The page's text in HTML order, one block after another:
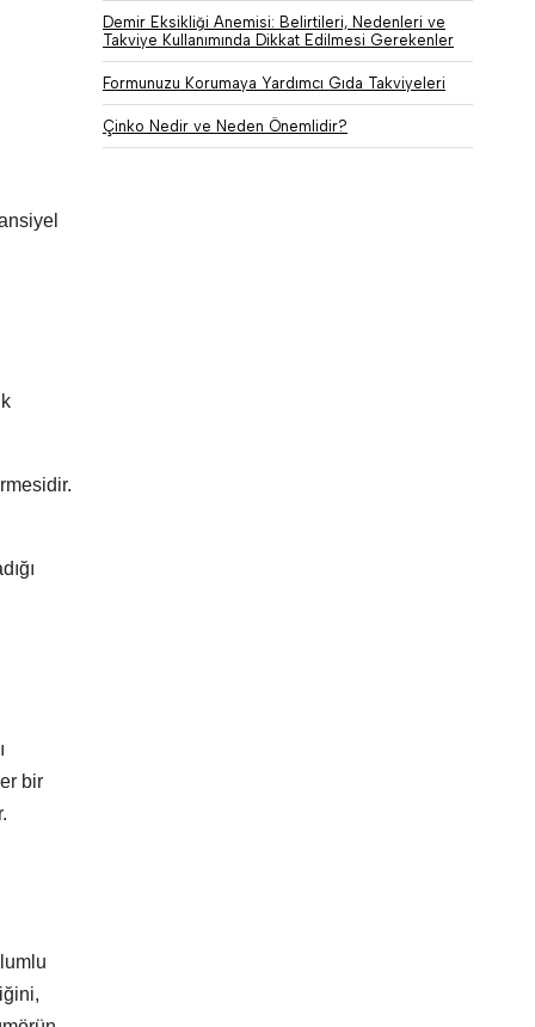
bir
Demir Eksikliği Anemisi: Belirtileri, Nedenleri ve
Takviye Kullanımında Dikkat Edilmesi Gerekenler
Formunuzu Korumaya Yardımcı Gıda Takviyeleri
Çinko Nedir ve Neden Önemlidir?